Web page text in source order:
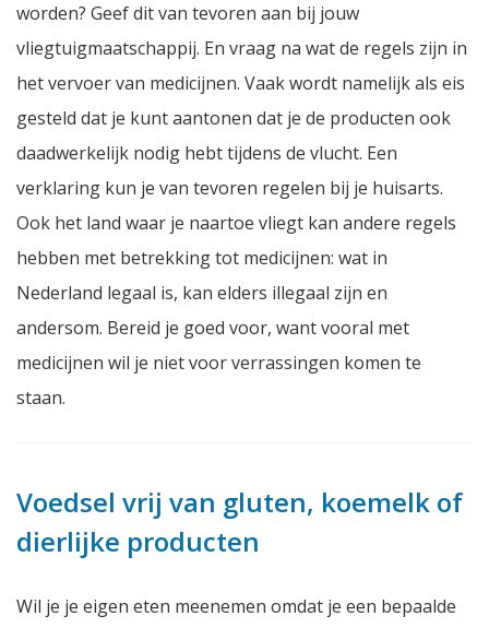
worden? Geef dit van tevoren aan bij jouw
vliegtuigmaatschappij. En vraag na wat de regels zijn in
het vervoer van medicijnen. Vaak wordt namelijk als eis
gesteld dat je kunt aantonen dat je de producten ook
daadwerkelijk nodig hebt tijdens de vlucht. Een
verklaring kun je van tevoren regelen bij je huisarts.
Ook het land waar je naartoe vliegt kan andere regels
hebben met betrekking tot medicijnen: wat in
Nederland legaal is, kan elders illegaal zijn en
andersom. Bereid je goed voor, want vooral met
medicijnen wil je niet voor verrassingen komen te
staan.
Voedsel vrij van gluten, koemelk of
dierlijke producten
Wil je je eigen eten meenemen omdat je een bepaalde